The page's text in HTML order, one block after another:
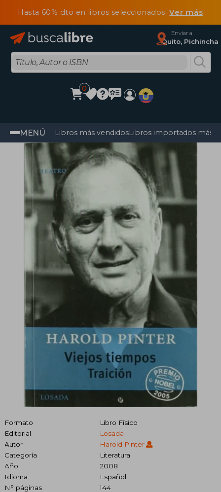
Hasta 60% dto en libros seleccionadosVer más
Enviar a
Quito, Pichincha
0
MENÚ Libros más vendidosLibros importados más
Formato
Libro Físico
Editorial
Losada
Autor
Harold Pinter
Categoría
Literatura
Año
2008
Idioma
Español
N° páginas
144